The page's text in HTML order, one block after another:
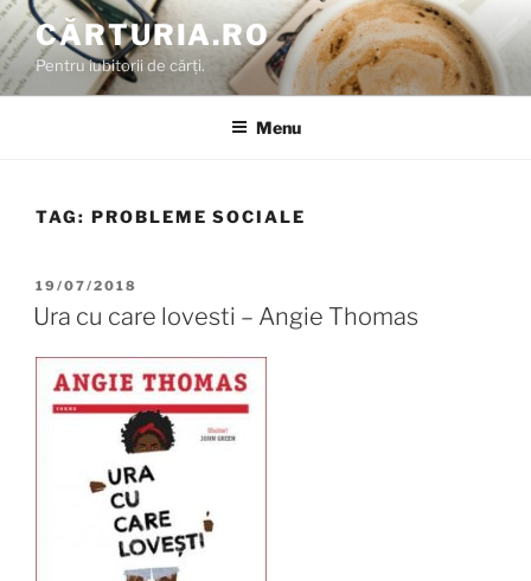
Skip
to
content
CĂRTURIA.RO
Pentru iubitorii de cărți.
Menu
TAG: PROBLEME SOCIALE
POSTED
ON
19/07/2018
Ura cu care lovesti – Angie Thomas